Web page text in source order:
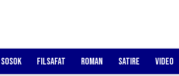
Sosok Filsafat Roman Satire Video